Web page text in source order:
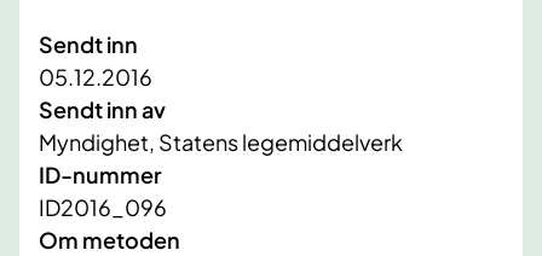
Sendt inn
05.12.2016
Sendt inn av
Myndighet, Statens legemiddelverk
ID-nummer
ID2016_096
Om metoden